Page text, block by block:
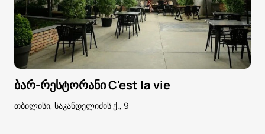
ბარ-რესტორანი C'est la vie
თბილისი, საკანდელიძის ქ., 9